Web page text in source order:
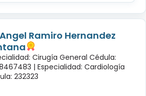
Ramiro Hernandez
Cirugía General Cédula:
| Especialidad: Cardiología
232323